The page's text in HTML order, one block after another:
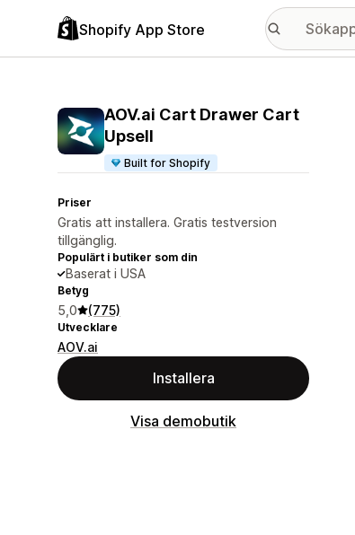
Shopify App Store
AOV.ai Cart Drawer Cart
Upsell
Built for Shopify
Priser
Gratis att installera. Gratis testversion
tillgänglig.
Populärt i butiker som din
Baserat i USA
Betyg
5,0 (775)
Utvecklare
AOV.ai
Installera
Visa demobutik